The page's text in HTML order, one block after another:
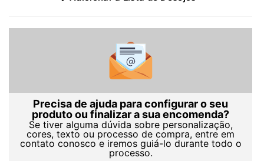
Precisa de ajuda para configurar o seu
produto ou finalizar a sua encomenda?
Se tiver alguma dúvida sobre personalização,
cores, texto ou processo de compra, entre em
contato conosco e iremos guiá-lo durante todo o
processo.